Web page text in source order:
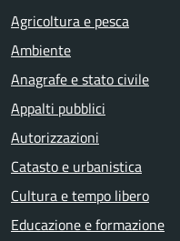
Agricoltura e pesca
Ambiente
Anagrafe e stato civile
Appalti pubblici
Autorizzazioni
Catasto e urbanistica
Cultura e tempo libero
Educazione e formazione